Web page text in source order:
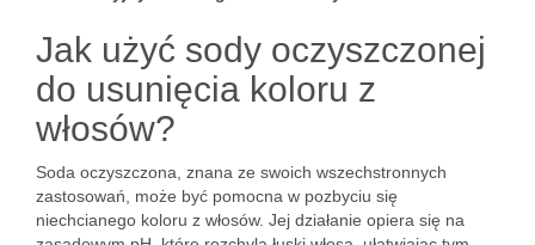
Jak użyć sody oczyszczonej
do usunięcia koloru z
włosów?
Soda oczyszczona, znana ze swoich wszechstronnych
zastosowań, może być pomocna w pozbyciu się
niechcianego koloru z włosów. Jej działanie opiera się na